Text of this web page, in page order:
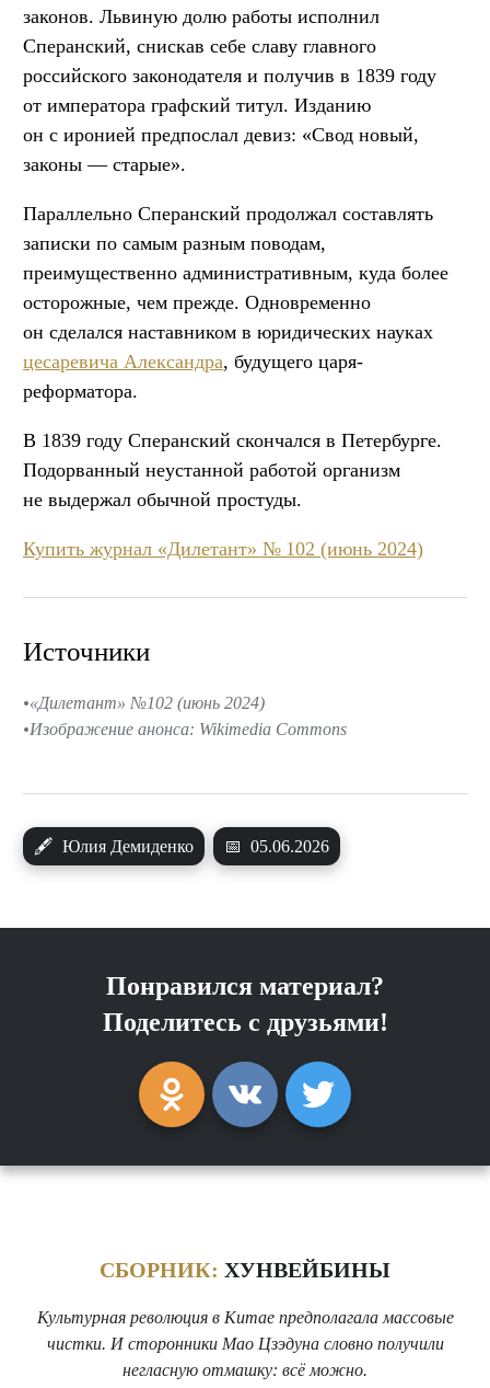
законов. Львиную долю работы исполнил
Сперанский, снискав себе славу главного
российского законодателя и получив в 1839 году
от императора графский титул. Изданию
он с иронией предпослал девиз: «Свод новый,
законы — старые».
Параллельно Сперанский продолжал составлять
записки по самым разным поводам,
преимущественно административным, куда более
осторожные, чем прежде. Одновременно
он сделался наставником в юридических науках
цесаревича Александра, будущего царя-
реформатора.
В 1839 году Сперанский скончался в Петербурге.
Подорванный неустанной работой организм
не выдержал обычной простуды.
Купить журнал «Дилетант» № 102 (июнь 2024)
🖋 Юлия Демиденко 📅 05.06.2026
Источники
«Дилетант» №102 (июнь 2024)
Изображение анонса: Wikimedia Commons
Понравился материал?
Поделитесь с друзьями!
СБОРНИК: ХУНВЕЙБИНЫ
Культурная революция в Китае предполагала массовые
чистки. И сторонники Мао Цзэдуна словно получили
негласную отмашку: всё можно.